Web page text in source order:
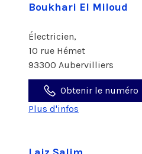
Boukhari El Miloud
Électricien,
10 rue Hémet
93300 Aubervilliers
Obtenir le numéro
Plus d'infos